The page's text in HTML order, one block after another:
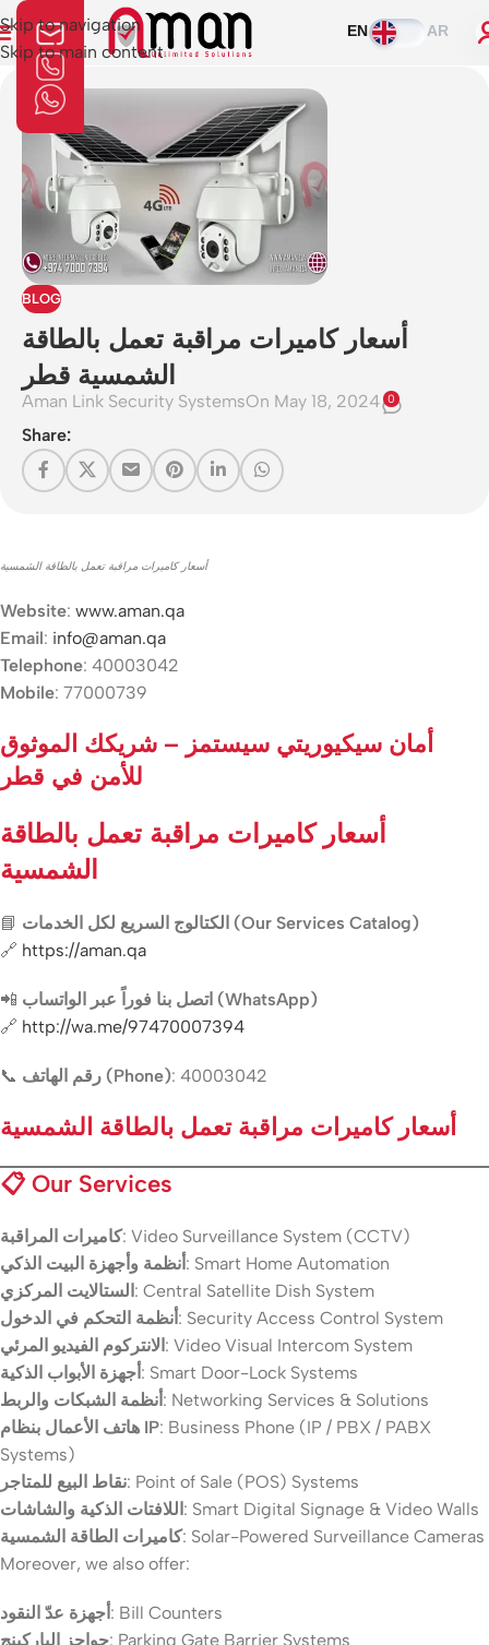
Skip to navigation
Skip to main content
EN AR
BLOG
أسعار كاميرات مراقبة تعمل بالطاقة
الشمسية قطر
Aman Link Security SystemsOn May 18, 2024 0
Share:
أسعار كاميرات مراقبة تعمل بالطاقة الشمسية
Website: www.aman.qa
Email: info@aman.qa
Telephone: 40003042
Mobile: 77000739
أمان سيكيوريتي سيستمز – شريكك الموثوق
للأمن في قطر
أسعار كاميرات مراقبة تعمل بالطاقة
الشمسية
📘
الكتالوج السريع لكل الخدمات (Our Services Catalog)
🔗 https://aman.qa
📲
اتصل بنا فوراً عبر الواتساب (WhatsApp)
🔗 http://wa.me/97470007394
📞 رقم الهاتف (Phone): 40003042
أسعار كاميرات مراقبة تعمل بالطاقة الشمسية
📋 Our Services
كاميرات المراقبة: Video Surveillance System (CCTV)
أنظمة وأجهزة البيت الذكي: Smart Home Automation
الستالايت المركزي: Central Satellite Dish System
أنظمة التحكم في الدخول: Security Access Control System
الانتركوم الفيديو المرئي: Video Visual Intercom System
أجهزة الأبواب الذكية: Smart Door-Lock Systems
أنظمة الشبكات والربط: Networking Services & Solutions
هاتف الأعمال بنظام IP: Business Phone (IP / PBX / PABX
Systems)
نقاط البيع للمتاجر: Point of Sale (POS) Systems
اللافتات الذكية والشاشات: Smart Digital Signage & Video Walls
كاميرات الطاقة الشمسية: Solar-Powered Surveillance Cameras
Moreover, we also offer:
أجهزة عدّ النقود: Bill Counters
حواجز الباركينج: Parking Gate Barrier Systems